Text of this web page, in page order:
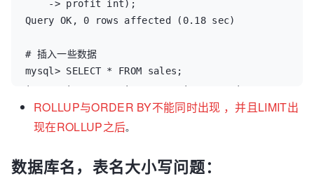
Query OK, 0 rows affected (0.18 sec)
# 插入一些数据
mysql> SELECT * FROM sales;
+------+---------+---------+--------+
| year | country | product | profit |
+------+---------+---------+--------+
| 2004 | china   | tnt3    |   2003 |
ROLLUP与ORDER BY不能同时出现 ，并且LIMIT出
现在ROLLUP之后。
数据库名，表名大小写问题：